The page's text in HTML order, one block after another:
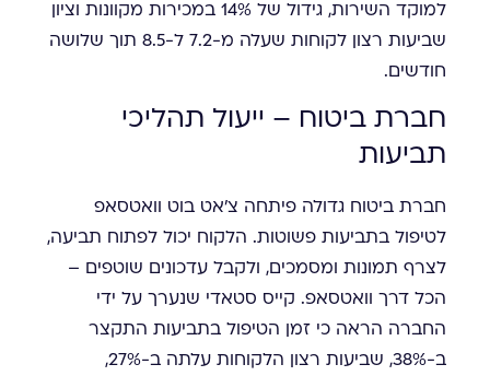
למוקד השירות, גידול של 14% במכירות מקוונות וציון
שביעות רצון לקוחות שעלה מ-7.2 ל-8.5 תוך שלושה
חודשים.
חברת ביטוח – ייעול תהליכי
תביעות
חברת ביטוח גדולה פיתחה צ'אט בוט וואטסאפ
לטיפול בתביעות פשוטות. הלקוח יכול לפתוח תביעה,
לצרף תמונות ומסמכים, ולקבל עדכונים שוטפים –
הכל דרך וואטסאפ. קייס סטאדי שנערך על ידי
החברה הראה כי זמן הטיפול בתביעות התקצר
ב-38%, שביעות רצון הלקוחות עלתה ב-27%,